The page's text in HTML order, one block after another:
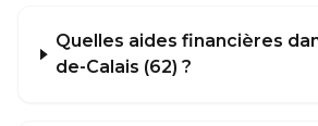
Quelles aides financières
de-Calais (62) ?